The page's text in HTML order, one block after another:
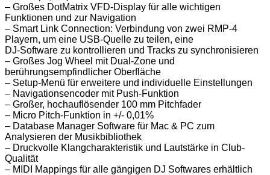
– Großes DotMatrix VFD-Display für alle wichtigen
Funktionen und zur Navigation
– Smart Link Connection: Verbindung von zwei RMP-4
Playern, um eine USB-Quelle zu teilen, eine
DJ-Software zu kontrollieren und Tracks zu synchronisieren
– Großes Jog Wheel mit Dual-Zone und
berührungsempfindlicher Oberfläche
– Setup-Menü für erweitere und individuelle Einstellungen
– Navigationsencoder mit Push-Funktion
– Großer, hochauflösender 100 mm Pitchfader
– Micro Pitch-Funktion in +/- 0,01%
– Database Manager Software für Mac & PC zum
Analysieren der Musikbibliothek
– Druckvolle Klangcharakteristik und Lautstärke in Club-
Qualität
– MIDI Mappings für alle gängigen DJ Softwares erhältlich